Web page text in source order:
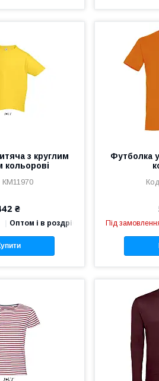
з круглим
кольорові
КМ11970
₴
Оптом і в роздріб
Футболка
Під